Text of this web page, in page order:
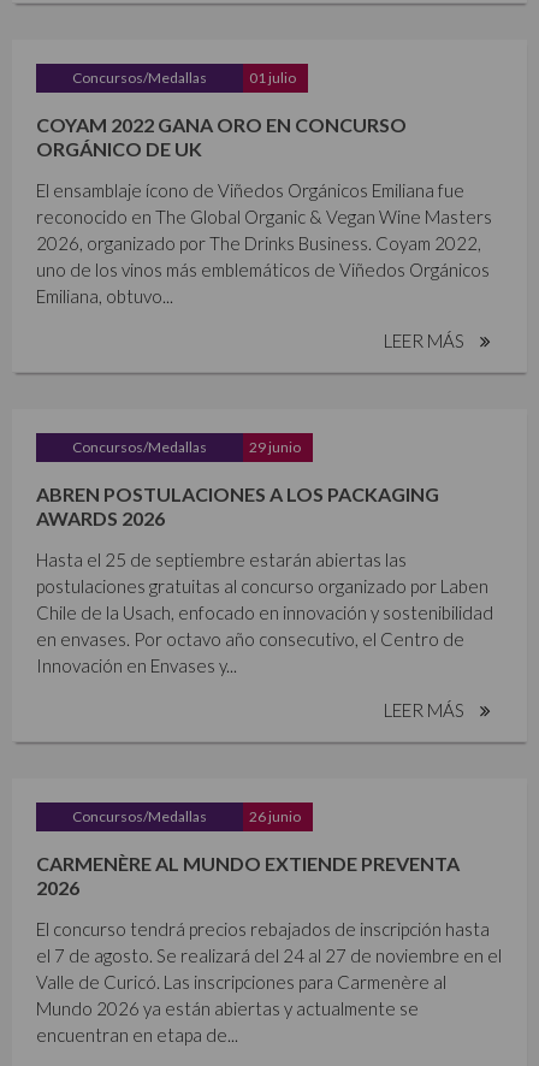
Concursos/Medallas 01 julio
COYAM 2022 GANA ORO EN CONCURSO
ORGÁNICO DE UK
El ensamblaje ícono de Viñedos Orgánicos Emiliana fue
reconocido en The Global Organic & Vegan Wine Masters
2026, organizado por The Drinks Business. Coyam 2022,
uno de los vinos más emblemáticos de Viñedos Orgánicos
Emiliana, obtuvo...
LEER MÁS
Concursos/Medallas 29 junio
ABREN POSTULACIONES A LOS PACKAGING
AWARDS 2026
Hasta el 25 de septiembre estarán abiertas las
postulaciones gratuitas al concurso organizado por Laben
Chile de la Usach, enfocado en innovación y sostenibilidad
en envases. Por octavo año consecutivo, el Centro de
Innovación en Envases y...
LEER MÁS
Concursos/Medallas 26 junio
CARMENÈRE AL MUNDO EXTIENDE PREVENTA
2026
El concurso tendrá precios rebajados de inscripción hasta
el 7 de agosto. Se realizará del 24 al 27 de noviembre en el
Valle de Curicó. Las inscripciones para Carmenère al
Mundo 2026 ya están abiertas y actualmente se
encuentran en etapa de...